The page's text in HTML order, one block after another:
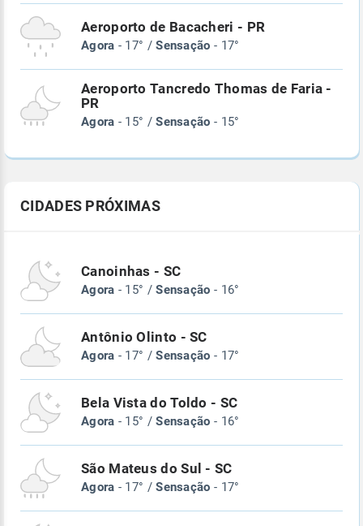
Aeroporto de Bacacheri - PR
Agora - 17° /Sensação - 17°
Aeroporto Tancredo Thomas de Faria -
PR
Agora - 15° /Sensação - 15°
CIDADES PRÓXIMAS
Canoinhas - SC
Agora - 15° /Sensação - 16°
Antônio Olinto - SC
Agora - 17° /Sensação - 17°
Bela Vista do Toldo - SC
Agora - 15° /Sensação - 16°
São Mateus do Sul - SC
Agora - 17° /Sensação - 17°